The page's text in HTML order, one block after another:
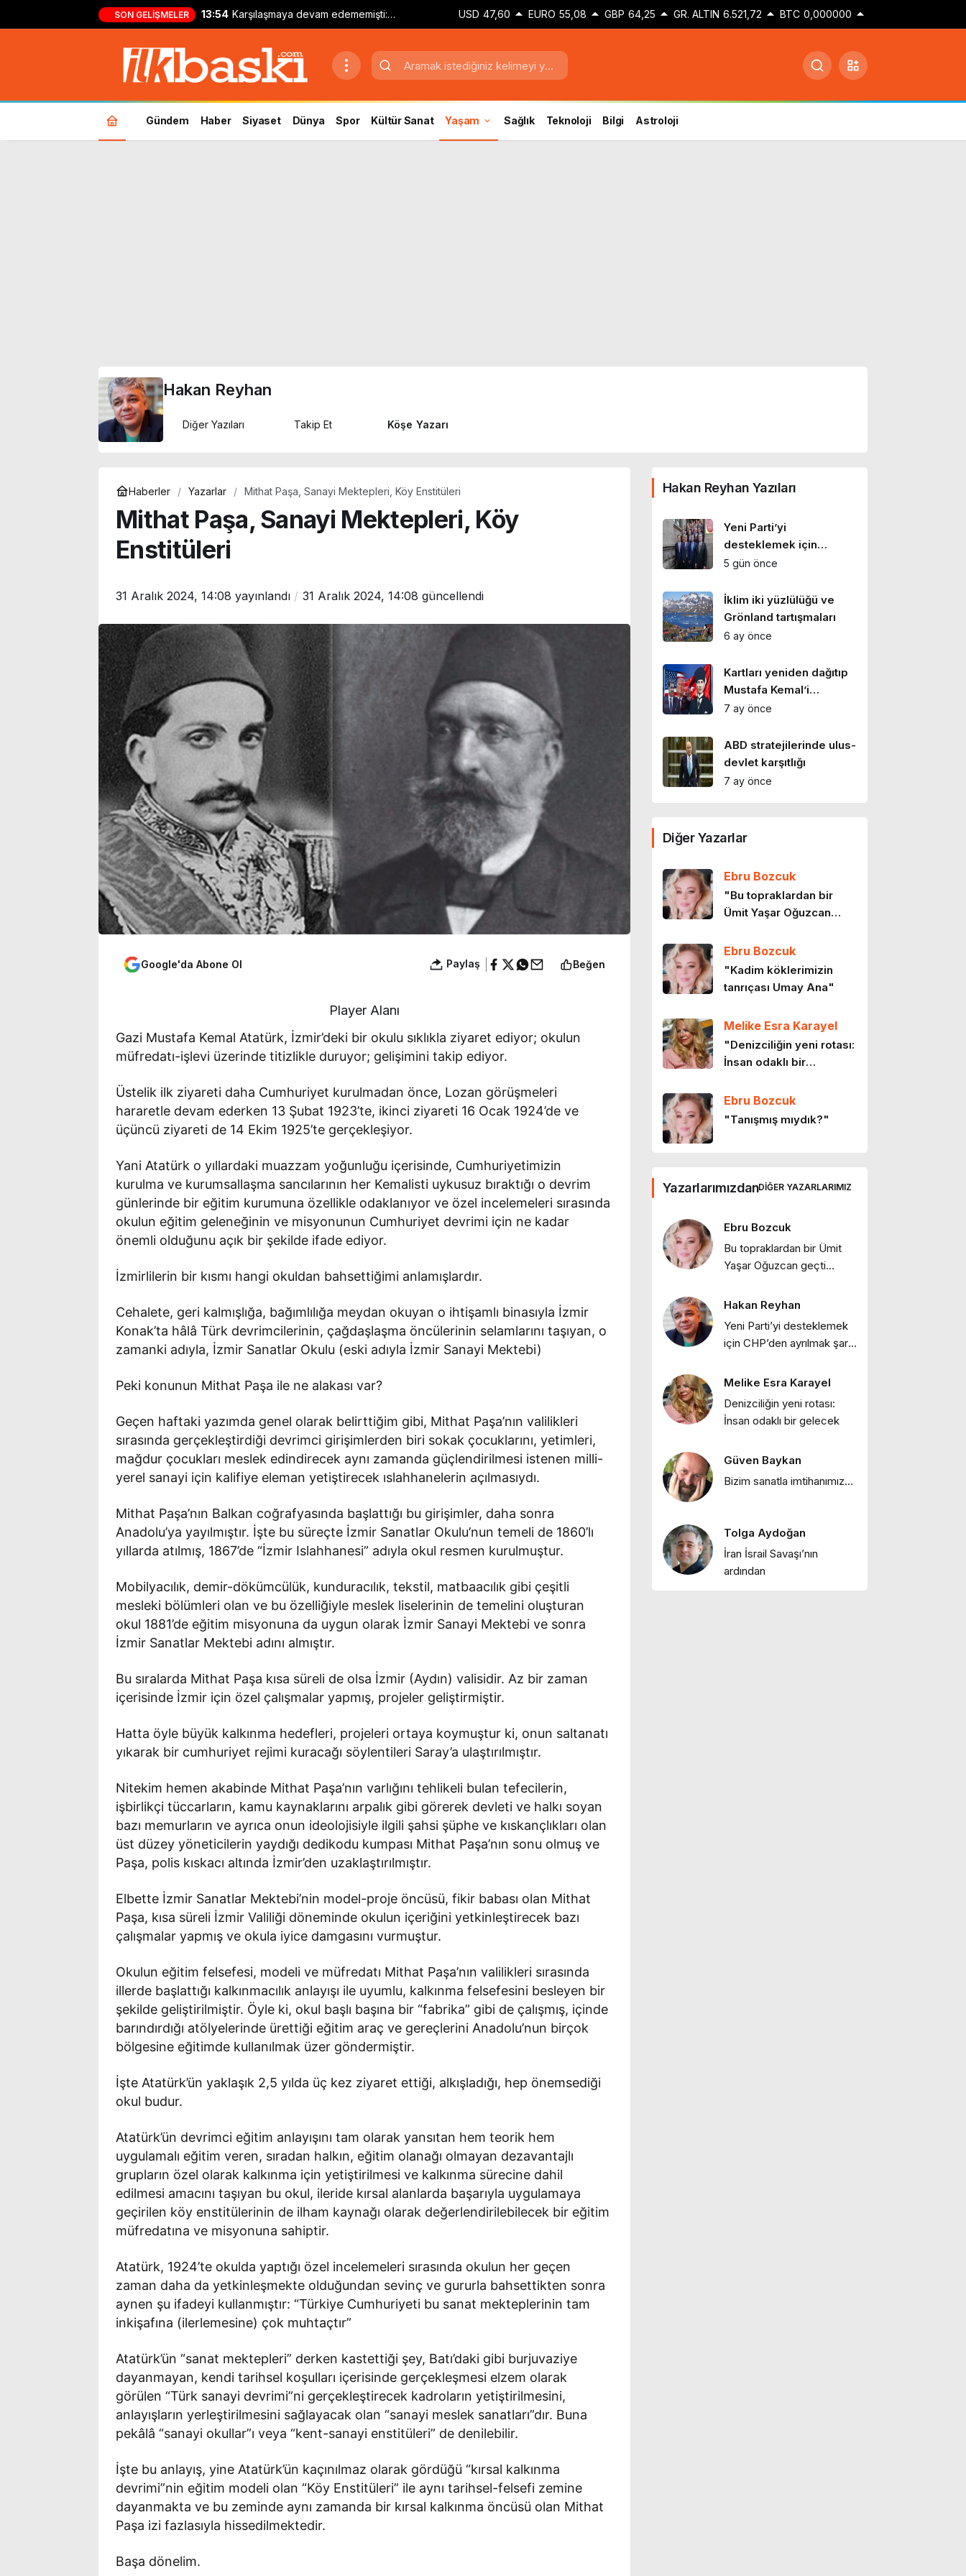
SON GELIŞMELER 13:54 Karşılaşmaya devam edememişti:
Fenerbahçe’ye kötü haber
USD 47,60 EURO 55,08 GBP 64,25 GR. ALTIN 6.521,72 BTC 0,000000
Gündem Haber Siyaset Dünya Spor Kültür Sanat Yaşam Sağlık Teknoloji Bilgi Astroloji
Hakan Reyhan
Diğer Yazıları Takip Et Köşe Yazarı
Haberler Yazarlar Mithat Paşa, Sanayi Mektepleri, Köy Enstitüleri
Mithat Paşa, Sanayi Mektepleri, Köy
Enstitüleri
31 Aralık 2024, 14:08 yayınlandı 31 Aralık 2024, 14:08 güncellendi
Google'da Abone Ol Paylaş Beğen
Player Alanı
Gazi Mustafa Kemal Atatürk, İzmir’deki bir okulu sıklıkla ziyaret ediyor; okulun
müfredatı-işlevi üzerinde titizlikle duruyor; gelişimini takip ediyor.
Üstelik ilk ziyareti daha Cumhuriyet kurulmadan önce, Lozan görüşmeleri
hararetle devam ederken 13 Şubat 1923’te, ikinci ziyareti 16 Ocak 1924’de ve
üçüncü ziyareti de 14 Ekim 1925’te gerçekleşiyor.
Yani Atatürk o yıllardaki muazzam yoğunluğu içerisinde, Cumhuriyetimizin
kurulma ve kurumsallaşma sancılarının her Kemalisti uykusuz bıraktığı o devrim
günlerinde bir eğitim kurumuna özellikle odaklanıyor ve özel incelemeleri sırasında
okulun eğitim geleneğinin ve misyonunun Cumhuriyet devrimi için ne kadar
önemli olduğunu açık bir şekilde ifade ediyor.
İzmirlilerin bir kısmı hangi okuldan bahsettiğimi anlamışlardır.
Cehalete, geri kalmışlığa, bağımlılığa meydan okuyan o ihtişamlı binasıyla İzmir
Konak’ta hâlâ Türk devrimcilerinin, çağdaşlaşma öncülerinin selamlarını taşıyan, o
zamanki adıyla, İzmir Sanatlar Okulu (eski adıyla İzmir Sanayi Mektebi)
Peki konunun Mithat Paşa ile ne alakası var?
Geçen haftaki yazımda genel olarak belirttiğim gibi, Mithat Paşa’nın valilikleri
sırasında gerçekleştirdiği devrimci girişimlerden biri sokak çocuklarını, yetimleri,
mağdur çocukları meslek edindirecek aynı zamanda güçlendirilmesi istenen milli-
yerel sanayi için kalifiye eleman yetiştirecek ıslahhanelerin açılmasıydı.
Mithat Paşa’nın Balkan coğrafyasında başlattığı bu girişimler, daha sonra
Anadolu’ya yayılmıştır. İşte bu süreçte İzmir Sanatlar Okulu’nun temeli de 1860’lı
yıllarda atılmış, 1867’de “İzmir Islahhanesi” adıyla okul resmen kurulmuştur.
Mobilyacılık, demir-dökümcülük, kunduracılık, tekstil, matbaacılık gibi çeşitli
mesleki bölümleri olan ve bu özelliğiyle meslek liselerinin de temelini oluşturan
okul 1881’de eğitim misyonuna da uygun olarak İzmir Sanayi Mektebi ve sonra
İzmir Sanatlar Mektebi adını almıştır.
Bu sıralarda Mithat Paşa kısa süreli de olsa İzmir (Aydın) valisidir. Az bir zaman
içerisinde İzmir için özel çalışmalar yapmış, projeler geliştirmiştir.
Hatta öyle büyük kalkınma hedefleri, projeleri ortaya koymuştur ki, onun saltanatı
yıkarak bir cumhuriyet rejimi kuracağı söylentileri Saray’a ulaştırılmıştır.
Nitekim hemen akabinde Mithat Paşa’nın varlığını tehlikeli bulan tefecilerin,
işbirlikçi tüccarların, kamu kaynaklarını arpalık gibi görerek devleti ve halkı soyan
bazı memurların ve ayrıca onun ideolojisiyle ilgili şahsi şüphe ve kıskançlıkları olan
üst düzey yöneticilerin yaydığı dedikodu kumpası Mithat Paşa’nın sonu olmuş ve
Paşa, polis kıskacı altında İzmir’den uzaklaştırılmıştır.
Elbette İzmir Sanatlar Mektebi’nin model-proje öncüsü, fikir babası olan Mithat
Paşa, kısa süreli İzmir Valiliği döneminde okulun içeriğini yetkinleştirecek bazı
çalışmalar yapmış ve okula iyice damgasını vurmuştur.
Okulun eğitim felsefesi, modeli ve müfredatı Mithat Paşa’nın valilikleri sırasında
illerde başlattığı kalkınmacılık anlayışı ile uyumlu, kalkınma felsefesini besleyen bir
şekilde geliştirilmiştir. Öyle ki, okul başlı başına bir “fabrika” gibi de çalışmış, içinde
barındırdığı atölyelerinde ürettiği eğitim araç ve gereçlerini Anadolu’nun birçok
bölgesine eğitimde kullanılmak üzer göndermiştir.
İşte Atatürk’ün yaklaşık 2,5 yılda üç kez ziyaret ettiği, alkışladığı, hep önemsediği
okul budur.
Atatürk’ün devrimci eğitim anlayışını tam olarak yansıtan hem teorik hem
uygulamalı eğitim veren, sıradan halkın, eğitim olanağı olmayan dezavantajlı
grupların özel olarak kalkınma için yetiştirilmesi ve kalkınma sürecine dahil
edilmesi amacını taşıyan bu okul, ileride kırsal alanlarda başarıyla uygulamaya
geçirilen köy enstitülerinin de ilham kaynağı olarak değerlendirilebilecek bir eğitim
müfredatına ve misyonuna sahiptir.
Atatürk, 1924’te okulda yaptığı özel incelemeleri sırasında okulun her geçen
zaman daha da yetkinleşmekte olduğundan sevinç ve gururla bahsettikten sonra
aynen şu ifadeyi kullanmıştır: “Türkiye Cumhuriyeti bu sanat mekteplerinin tam
inkişafına (ilerlemesine) çok muhtaçtır”
Atatürk’ün “sanat mektepleri” derken kastettiği şey, Batı’daki gibi burjuvaziye
dayanmayan, kendi tarihsel koşulları içerisinde gerçekleşmesi elzem olarak
görülen “Türk sanayi devrimi”ni gerçekleştirecek kadroların yetiştirilmesini,
anlayışların yerleştirilmesini sağlayacak olan “sanayi meslek sanatları”dır. Buna
pekâlâ “sanayi okullar”ı veya “kent-sanayi enstitüleri” de denilebilir.
İşte bu anlayış, yine Atatürk’ün kaçınılmaz olarak gördüğü “kırsal kalkınma
devrimi”nin eğitim modeli olan “Köy Enstitüleri” ile aynı tarihsel-felsefi zemine
dayanmakta ve bu zeminde aynı zamanda bir kırsal kalkınma öncüsü olan Mithat
Paşa izi fazlasıyla hissedilmektedir.
Başa dönelim.
Hakan Reyhan Yazıları
Yeni Parti’yi
desteklemek için
CHP’den ayrılmak şart
5 gün önce
İklim iki yüzlülüğü ve
Grönland tartışmaları
6 ay önce
Kartları yeniden dağıtıp
Mustafa Kemal’i
desteden çıkarmak
7 ay önce
ABD stratejilerinde ulus-
devlet karşıtlığı
7 ay önce
siyasal düşünür
Cumhuriyet teorisi
9 ay önce
Doğu, Batı, Oryantalizm
ve Goethe
Anayasa’nın ilk dört
maddesi
Tatil yolda başlar
12 ay önce
Ulus-devlet ve Ortadoğu
Diğer Yazarlar
Ebru Bozcuk
"Bu topraklardan bir
Ümit Yaşar Oğuzcan
Ebru Bozcuk
"Kadim köklerimizin
tanrıçası Umay Ana"
Melike Esra Karayel
"Denizciliğin yeni rotası:
İnsan odaklı bir
Ebru Bozcuk
"Tanışmış mıydık?"
"Bir sabah ilüzyonu…"
Ebru Bozcuk
"Bir zamanlar İstanbul:
meyhaneleri"
Ebru Bozcuk
"Lilith efsanesi"
Melike Esra Karayel
"İçimizdeki dalgalar:
Öfke, denge ve kendine
Ebru Bozcuk
"Mor salkımlar ve
Ebru Bozcuk
"HEY ONBEŞLİ… Kınalı
Kuzular"
YazarlarımızdanDIĞER YAZARLARIMIZ
Ebru Bozcuk
Bu topraklardan bir Ümit
Yaşar Oğuzcan geçti…
Hakan Reyhan
Yeni Parti’yi desteklemek
için CHP’den ayrılmak şart
Melike Esra Karayel
Denizciliğin yeni rotası:
İnsan odaklı bir gelecek
Güven Baykan
Bizim sanatla imtihanımız…
Tolga Aydoğan
İran İsrail Savaşı’nın
ardından